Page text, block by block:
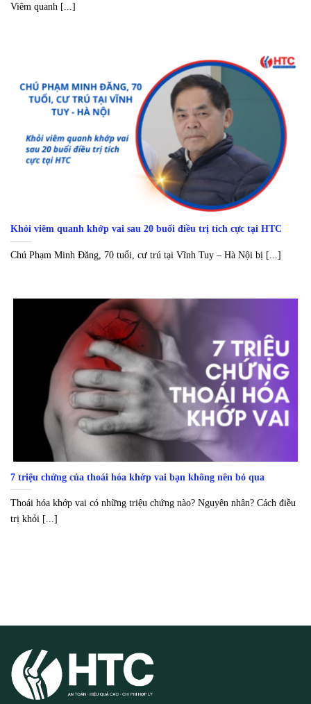
Viêm quanh [...]
Khỏi viêm quanh khớp vai sau 20 buổi điều trị tích cực tại HTC
Chú Phạm Minh Đăng, 70 tuổi, cư trú tại Vĩnh Tuy – Hà Nội bị [...]
7 triệu chứng của thoái hóa khớp vai bạn không nên bỏ qua
Thoái hóa khớp vai có những triệu chứng nào? Nguyên nhân? Cách điều
trị khỏi [...]